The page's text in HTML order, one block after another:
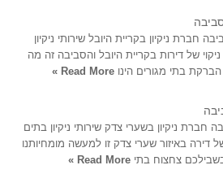
חברת ניקיון בקריית היובל שירותי ניקיון
של דירות בקריית היובל והסביבה זה מה
Read More »
חברת ניקיון בשערי צדק שירותי ניקיון בתים
דירה באיזור שערי צדק זו למעשה מומחיותנו
צחצוח בתי Read More »